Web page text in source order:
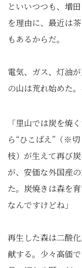
といいつつも、増
を理由に、最近は
もあるからだ。
電気、ガス、灯油
の山は荒れ始めた
「里山では炭を焼
ら“ひこばえ”（※
枝）が生えて再び
が、安価な外国産
た。炭焼きは森を
なんですけどね」
再生した森は二酸
献する。少々高価